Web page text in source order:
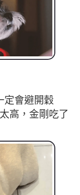
定會避開穀
高，金剛吃了